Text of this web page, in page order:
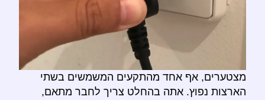
מצטערים, אף אחד מהתקעים המשמשים בשתי
הארצות נפוץ. אתה בהחלט צריך לחבר מתאם,